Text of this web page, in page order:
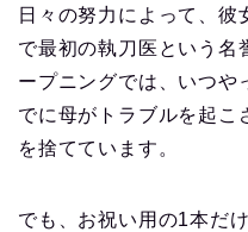
日々の努力によって、彼
で最初の執刀医という名
ープニングでは、いつや
でに母がトラブルを起こ
を捨てています。
でも、お祝い用の1本だ